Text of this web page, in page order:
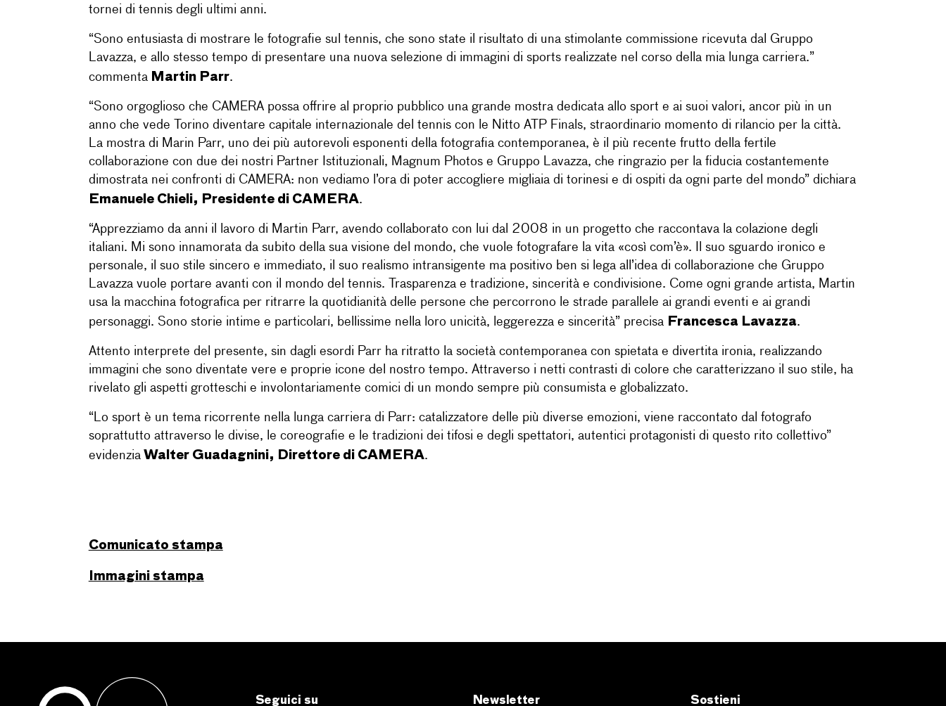
tornei di tennis degli ultimi anni.
“Sono entusiasta di mostrare le fotografie sul tennis, che sono state il risultato di una stimolante commissione ricevuta dal Gruppo
Lavazza, e allo stesso tempo di presentare una nuova selezione di immagini di sports realizzate nel corso della mia lunga carriera.”
commenta Martin Parr.
“Sono orgoglioso che CAMERA possa offrire al proprio pubblico una grande mostra dedicata allo sport e ai suoi valori, ancor più in un
anno che vede Torino diventare capitale internazionale del tennis con le Nitto ATP Finals, straordinario momento di rilancio per la città.
La mostra di Marin Parr, uno dei più autorevoli esponenti della fotografia contemporanea, è il più recente frutto della fertile
collaborazione con due dei nostri Partner Istituzionali, Magnum Photos e Gruppo Lavazza, che ringrazio per la fiducia costantemente
dimostrata nei confronti di CAMERA: non vediamo l’ora di poter accogliere migliaia di torinesi e di ospiti da ogni parte del mondo” dichiara
Emanuele Chieli, Presidente di CAMERA.
“Apprezziamo da anni il lavoro di Martin Parr, avendo collaborato con lui dal 2008 in un progetto che raccontava la colazione degli
italiani. Mi sono innamorata da subito della sua visione del mondo, che vuole fotografare la vita «così com’è». Il suo sguardo ironico e
personale, il suo stile sincero e immediato, il suo realismo intransigente ma positivo ben si lega all’idea di collaborazione che Gruppo
Lavazza vuole portare avanti con il mondo del tennis. Trasparenza e tradizione, sincerità e condivisione. Come ogni grande artista, Martin
usa la macchina fotografica per ritrarre la quotidianità delle persone che percorrono le strade parallele ai grandi eventi e ai grandi
personaggi. Sono storie intime e particolari, bellissime nella loro unicità, leggerezza e sincerità” precisa Francesca Lavazza.
Attento interprete del presente, sin dagli esordi Parr ha ritratto la società contemporanea con spietata e divertita ironia, realizzando
immagini che sono diventate vere e proprie icone del nostro tempo. Attraverso i netti contrasti di colore che caratterizzano il suo stile, ha
rivelato gli aspetti grotteschi e involontariamente comici di un mondo sempre più consumista e globalizzato.
“Lo sport è un tema ricorrente nella lunga carriera di Parr: catalizzatore delle più diverse emozioni, viene raccontato dal fotografo
soprattutto attraverso le divise, le coreografie e le tradizioni dei tifosi e degli spettatori, autentici protagonisti di questo rito collettivo”
evidenzia Walter Guadagnini, Direttore di CAMERA.
Comunicato stampa
Immagini stampa
Seguici su Newsletter Sostieni